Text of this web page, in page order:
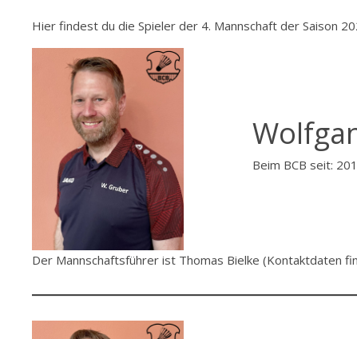
Hier findest du die Spieler der 4. Mannschaft der Saison
Beim BCB seit:
Der Mannschaftsführer ist Thomas Bielke (Kontaktdaten